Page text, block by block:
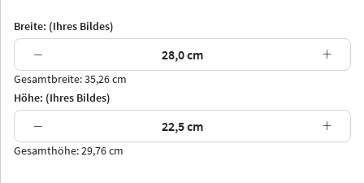
Arran Luzern
Breite: (Ihres Bildes)
− +
Gesamtbreite: 35,26 cm
Höhe: (Ihres Bildes)
− +
Gesamthöhe: 29,76 cm